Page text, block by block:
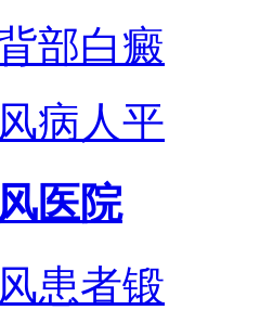
部白癜
病人平
医院
患者锻